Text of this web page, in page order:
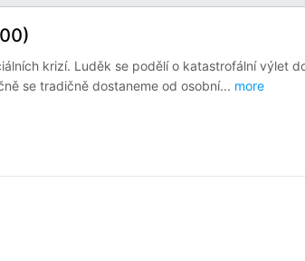
krizí. Luděk se podělí o katastrofální výlet
se tradičně dostaneme od osobní... more